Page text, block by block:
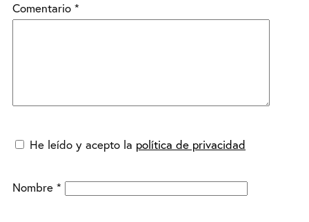
Comentario *
He leído y acepto la política de privacidad
Nombre *